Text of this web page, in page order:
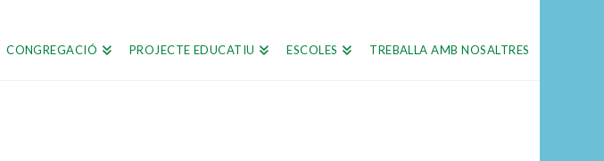
CONGREGACIÓ PROJECTE EDUCATIU ESCOLES TREBALLA AMB NOSALTRES